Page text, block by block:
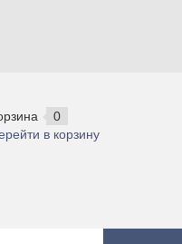
0
в корзину